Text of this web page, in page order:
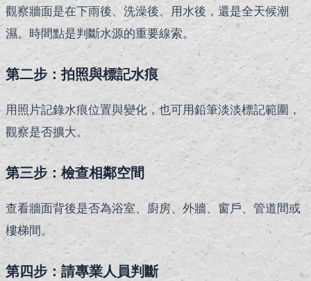
觀察牆面是在下雨後、洗澡後、用水後，還是全天候潮
濕。時間點是判斷水源的重要線索。
第二步：拍照與標記水痕
用照片記錄水痕位置與變化，也可用鉛筆淡淡標記範圍，
觀察是否擴大。
第三步：檢查相鄰空間
查看牆面背後是否為浴室、廚房、外牆、窗戶、管道間或
樓梯間。
第四步：請專業人員判斷